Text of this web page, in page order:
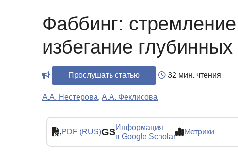
Фаббинг:
избегание
Прослушать статью 32 мин. чтения
А.А. Нестерова, А.А. Феклисова
PDF (RUS)GSИнформация
в Google Scholar
Метрики